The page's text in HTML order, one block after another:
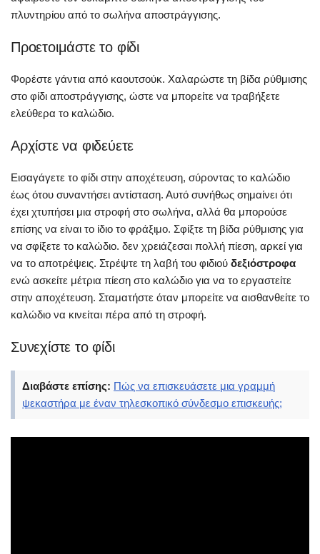
πλυντηρίου από το σωλήνα αποστράγγισης.
Προετοιμάστε το φίδι
Φορέστε γάντια από καουτσούκ. Χαλαρώστε τη βίδα ρύθμισης
στο φίδι αποστράγγισης, ώστε να μπορείτε να τραβήξετε
ελεύθερα το καλώδιο.
Αρχίστε να φιδεύετε
Εισαγάγετε το φίδι στην αποχέτευση, σύροντας το καλώδιο
έως ότου συναντήσει αντίσταση. Αυτό συνήθως σημαίνει ότι
έχει χτυπήσει μια στροφή στο σωλήνα, αλλά θα μπορούσε
επίσης να είναι το ίδιο το φράξιμο. Σφίξτε τη βίδα ρύθμισης για
να σφίξετε το καλώδιο. δεν χρειάζεσαι πολλή πίεση, αρκεί για
να το αποτρέψεις. Στρέψτε τη λαβή του φιδιού δεξιόστροφα
ενώ ασκείτε μέτρια πίεση στο καλώδιο για να το εργαστείτε
στην αποχέτευση. Σταματήστε όταν μπορείτε να αισθανθείτε το
καλώδιο να κινείται πέρα από τη στροφή.
Συνεχίστε το φίδι
Διαβάστε επίσης: Πώς να επισκευάσετε μια γραμμή
ψεκαστήρα με έναν τηλεσκοπικό σύνδεσμο επισκευής;